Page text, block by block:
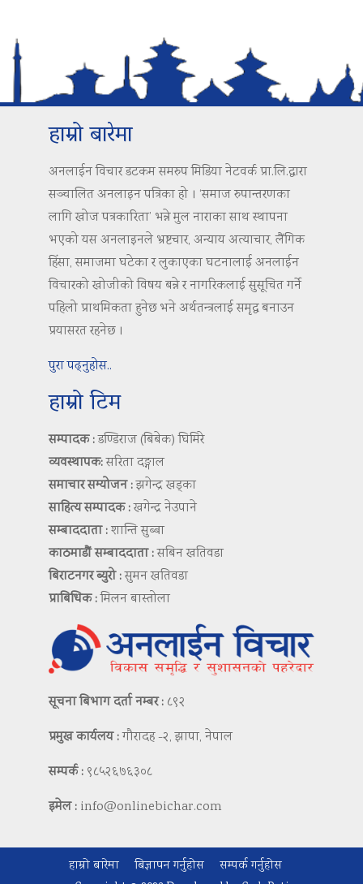
हाम्रो बारेमा
अनलाईन विचार डटकम समरुप मिडिया नेटवर्क प्रा.लि.द्वारा
सञ्चालित अनलाइन पत्रिका हो । ‘समाज रुपान्तरणका
लागि खोज पत्रकारिता’ भन्ने मुल नाराका साथ स्थापना
भएको यस अनलाइनले भ्रष्टचार, अन्याय अत्याचार, लैंगिक
हिंसा, समाजमा घटेका र लुकाएका घटनालाई अनलाईन
विचारको खोजीको विषय बन्ने र नागरिकलाई सुसूचित गर्ने
पहिलो प्राथमिकता हुनेछ भने अर्थतन्त्रलाई समृद्ध बनाउन
प्रयासरत रहनेछ ।
पुरा पढ्नुहोस..
हाम्रो टिम
सम्पादक :डण्डिराज (बिबेक) घिमिरे
व्यवस्थापक:सरिता दङ्गाल
समाचार सम्योजन :झगेन्द्र खड्का
साहित्य सम्पादक :खगेन्द्र नेउपाने
सम्बाददाता :शान्ति सुब्बा
काठमाडौं सम्बाददाता :सबिन खतिवडा
बिराटनगर ब्युरो :सुमन खतिवडा
प्राबिधिक :मिलन बास्तोला
सूचना बिभाग दर्ता नम्बर : ८९२
प्रमुख कार्यलय :गौरादह -२, झापा, नेपाल
सम्पर्क : ९८५२६७६३०८
इमेल : info@onlinebichar.com
हाम्रो बारेमा बिज्ञापन गर्नुहोस
सम्पर्क गर्नुहोस